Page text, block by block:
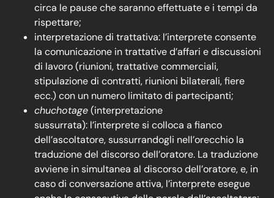
circa le pause che saranno effettuate e i tempi da
rispettare;
interpretazione di trattativa: l’interprete consente
la comunicazione in trattative d’affari e discussioni
di lavoro (riunioni, trattative commerciali,
stipulazione di contratti, riunioni bilaterali, fiere
ecc.) con un numero limitato di partecipanti;
chuchotage(interpretazione
sussurrata): l’interprete si colloca a fianco
dell’ascoltatore, sussurrandogli nell’orecchio la
traduzione del discorso dell’oratore. La traduzione
avviene in simultanea al discorso dell’oratore, e, in
caso di conversazione attiva, l’interprete esegue